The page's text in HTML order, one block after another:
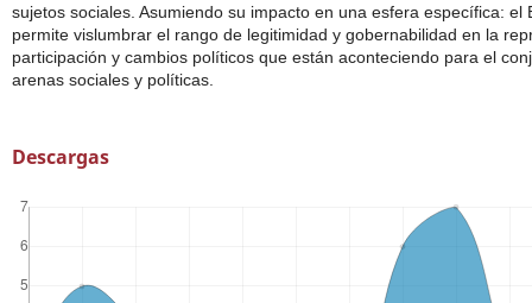
sujetos sociales. Asumiendo su impacto en una esfera específica: el
permite vislumbrar el rango de legitimidad y gobernabilidad en la
participación y cambios políticos que están aconteciendo para el
arenas sociales y políticas.
Descargas